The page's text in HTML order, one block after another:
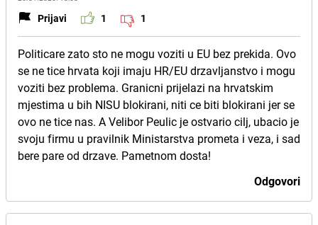
Prijavi 1 1
Politicare zato sto ne mogu voziti u EU bez prekida. Ovo
se ne tice hrvata koji imaju HR/EU drzavljanstvo i mogu
voziti bez problema. Granicni prijelazi na hrvatskim
mjestima u bih NISU blokirani, niti ce biti blokirani jer se
ovo ne tice nas. A Velibor Peulic je ostvario cilj, ubacio je
svoju firmu u pravilnik Ministarstva prometa i veza, i sad
bere pare od drzave. Pametnom dosta!
Odgovori